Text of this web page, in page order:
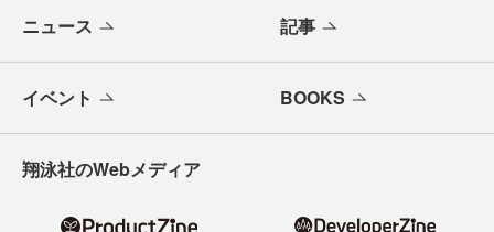
ニュース 記事
イベント BOOKS
翔泳社のWebメディア